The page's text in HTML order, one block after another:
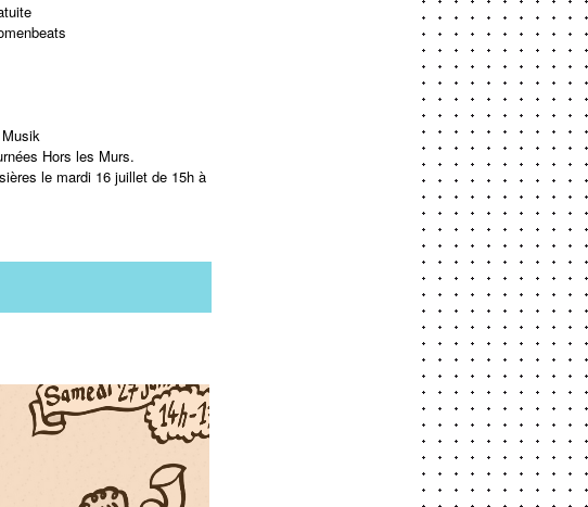
Hors les Murs.
le mardi 16 juillet de 15h à